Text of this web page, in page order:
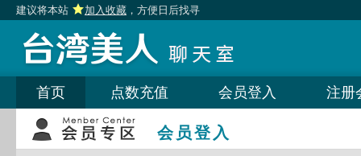
建议将本站 加入收藏 ，方便日后找寻
首页 点数充值 会员登入 注册
会员登入